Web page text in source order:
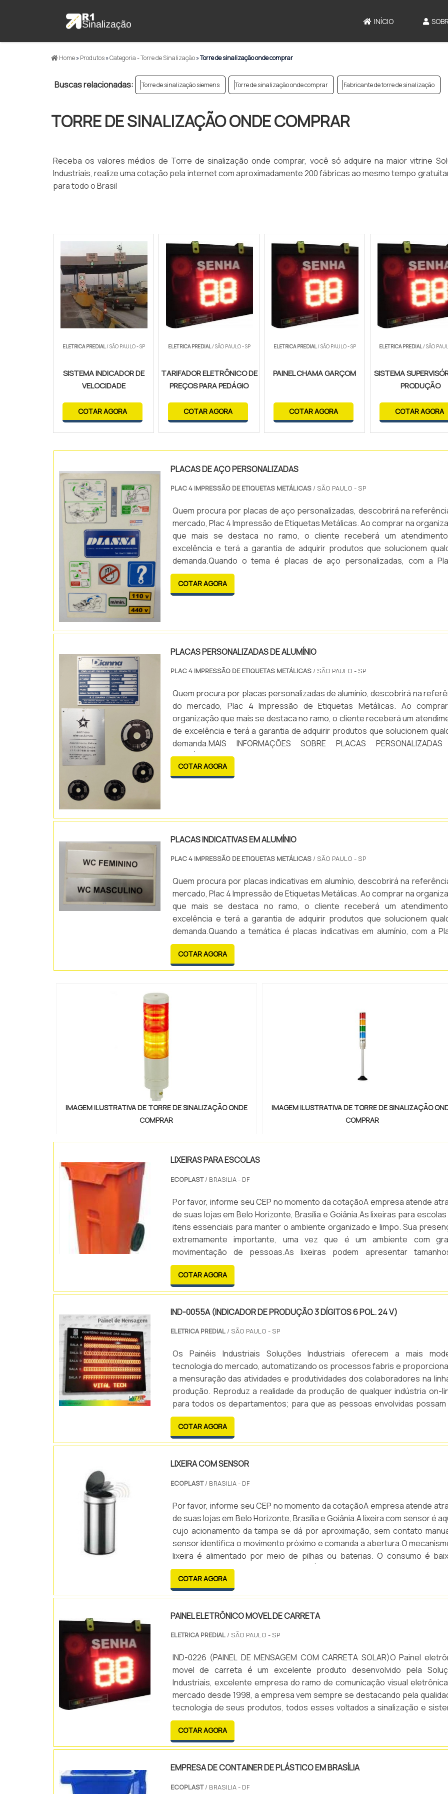
INÍCIO
Home»Produtos»Categoria - Torre de Sinalização»Torre de sinalização onde comprar
Buscas relacionadas: Torre de sinalização siemens Torre de sinalização onde comprar Fabricante de torre de sinalização
TORRE DE SINALIZAÇÃO ONDE COMPRAR
Receba os valores médios de Torre de sinalização onde comprar, você só adquire na maior vitrine
Industriais, realize uma cotação pela internet com aproximadamente 200 fábricas ao mesmo tempo
para todo o Brasil
ELETRICA PREDIAL/ SÃO PAULO - SP
SISTEMA INDICADOR DE
VELOCIDADE
COTAR AGORA
ELETRICA PREDIAL/ SÃO PAULO - SP
TARIFADOR ELETRÔNICO DE
PREÇOS PARA PEDÁGIO
COTAR AGORA
ELETRICA PREDIAL/ SÃO PAULO - SP
PAINEL CHAMA GARÇOM
COTAR AGORA
ELETRICA PREDIAL/ SÃO
SISTEMA
PRODUÇÃO
COTAR AGORA
PLACAS DE AÇO PERSONALIZADAS
PLAC 4 IMPRESSÃO DE ETIQUETAS METÁLICAS / SÃO PAULO - SP
Quem procura por placas de aço personalizadas, descobrirá na
mercado, Plac 4 Impressão de Etiquetas Metálicas. Ao comprar na
que mais se destaca no ramo, o cliente receberá um
excelência e terá a garantia de adquirir produtos que solucionem
demanda.Quando o tema é placas de aço personalizadas, com a
Impressão de Etiquetas Metálicas o cliente obterá
comprometimento ...
COTAR AGORA
PLACAS PERSONALIZADAS DE ALUMÍNIO
PLAC 4 IMPRESSÃO DE ETIQUETAS METÁLICAS / SÃO PAULO - SP
Quem procura por placas personalizadas de alumínio, descobrirá na
do mercado, Plac 4 Impressão de Etiquetas Metálicas. Ao
organização que mais se destaca no ramo, o cliente receberá um
de excelência e terá a garantia de adquirir produtos que solucionem
demanda.MAIS INFORMAÇÕES SOBRE PLACAS
ALUMÍNIOQuem precisa de placas personalizadas de alumínio em uma
comprometida co...
COTAR AGORA
PLACAS INDICATIVAS EM ALUMÍNIO
PLAC 4 IMPRESSÃO DE ETIQUETAS METÁLICAS / SÃO PAULO - SP
Quem procura por placas indicativas em alumínio, descobrirá na
mercado, Plac 4 Impressão de Etiquetas Metálicas. Ao comprar na
que mais se destaca no ramo, o cliente receberá um
excelência e terá a garantia de adquirir produtos que solucionem
demanda.Quando a temática é placas indicativas em alumínio, com a
Impressão de Etiquetas Metálicas o cliente encontrará precisão e as
COTAR AGORA
IMAGEM ILUSTRATIVA DE TORRE DE SINALIZAÇÃO ONDE
COMPRAR
IMAGEM ILUSTRATIVA DE TORRE DE SINALIZAÇÃO
COMPRAR
LIXEIRAS PARA ESCOLAS
ECOPLAST/ BRASILIA - DF
Por favor, informe seu CEP no momento da cotaçãoA empresa atende
de suas lojas em Belo Horizonte, Brasília e Goiânia.As lixeiras para
itens essenciais para manter o ambiente organizado e limpo. Sua
extremamente importante, uma vez que é um ambiente com
movimentação de pessoas.As lixeiras podem apresentar
capacidades distintas, de acordo com a solicitação apresentada.Vantagens
adquirir as lixeiras: - Organização; - Limpeza; - Versatilidade; - Pr.
COTAR AGORA
IND-0055A (INDICADOR DE PRODUÇÃO 3 DÍGITOS 6 POL. 24 V)
ELETRICA PREDIAL/ SÃO PAULO - SP
Os Painéis Industriais Soluções Industriais oferecem a mais
tecnologia do mercado, automatizando os processos fabris e
a mensuração das atividades e produtividades dos colaboradores na
produção. Reproduz a realidade da produção de qualquer indústria on-
para todos os departamentos; para que as pessoas envolvidas possam
rapidamente quando necessário. Ideais para ambientes de chão de
recebem informações com diversos tipos de comunicação em ambien.
COTAR AGORA
LIXEIRA COM SENSOR
ECOPLAST/ BRASILIA - DF
Por favor, informe seu CEP no momento da cotaçãoA empresa atende
de suas lojas em Belo Horizonte, Brasília e Goiânia.A lixeira com sensor é
cujo acionamento da tampa se dá por aproximação, sem contato
sensor identifica o movimento próximo e comanda a abertura.O
lixeira é alimentado por meio de pilhas ou baterias. O consumo é
portanto, a autonomia é elevada. É utilizada em cozinhas,
escritórios.Os usuários são pessoas portadoras de deficiê.
COTAR AGORA
PAINEL ELETRÔNICO MOVEL DE CARRETA
ELETRICA PREDIAL/ SÃO PAULO - SP
IND-0226 (PAINEL DE MENSAGEM COM CARRETA SOLAR)O Painel
movel de carreta é um excelente produto desenvolvido pela
Industriais, excelente empresa do ramo de comunicação visual
mercado desde 1998, a empresa vem sempre se destacando pela
tecnologia de seus produtos, todos esses voltados a sinalização e
eletrônicos, unindo a maior qualidade do mercado.E para garantir
excelência em seus produtos, como do Painel eletrônico movel de carreta, .
COTAR AGORA
EMPRESA DE CONTAINER DE PLÁSTICO EM BRASÍLIA
ECOPLAST/ BRASILIA - DF